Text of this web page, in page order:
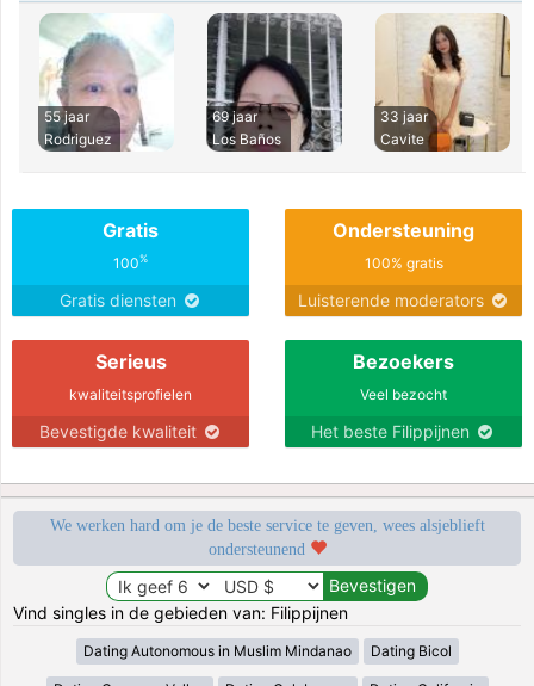
55 jaar
Rodriguez
69 jaar
Los Baños
33 jaar
Cavite
Gratis
100%
Gratis diensten
Ondersteuning
100% gratis
Luisterende moderators
Serieus
kwaliteitsprofielen
Bevestigde kwaliteit
Bezoekers
Veel bezocht
Het beste Filippijnen
We werken hard om je de beste service te geven, wees alsjeblieft
ondersteunend
Vind singles in de gebieden van: Filippijnen
Dating Autonomous in Muslim Mindanao Dating Bicol